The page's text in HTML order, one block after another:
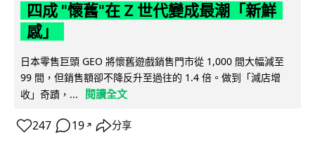
四成 "懷舊"在 Z 世代變成最潮「新鮮
感」
日本零售巨頭 GEO 將懷舊遊戲銷售門市從 1,000 間大幅減至
99 間，但銷售額卻不降反升至過往的 1.4 倍。做到「減店增
收」奇蹟，...
閱讀全文
247 19 ↗ 分享